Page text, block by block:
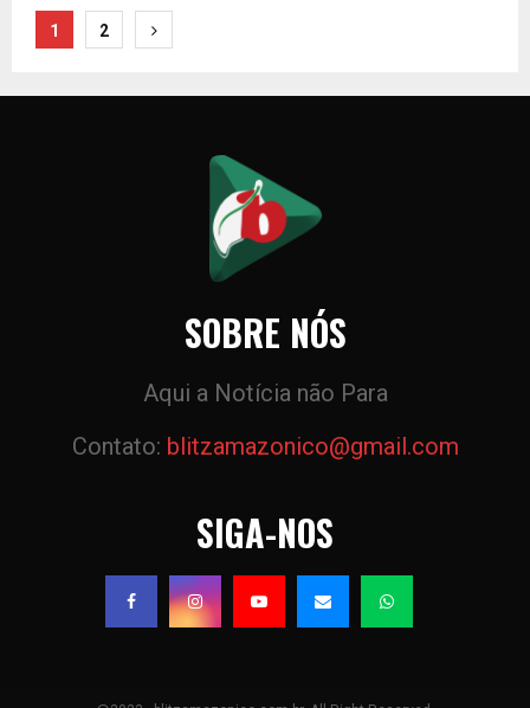
Paginação
posts
1 2
SOBRE NÓS
Aqui a Notícia não Para
Contato: blitzamazonico@gmail.com
SIGA-NOS